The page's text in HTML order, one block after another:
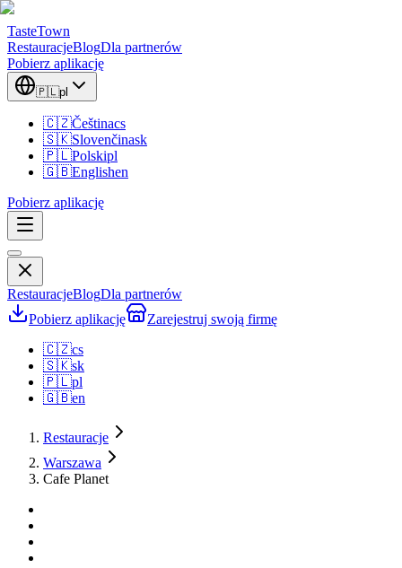
TasteTown
RestauracjeBlogDla partnerów
Pobierz aplikację
🇵🇱pl
🇨🇿Češtinacs
🇸🇰Slovenčinask
🇵🇱Polskipl
🇬🇧Englishen
Pobierz aplikację
RestauracjeBlogDla partnerów
Pobierz aplikację
Zarejestruj swoją firmę
🇨🇿cs
🇸🇰sk
🇵🇱pl
🇬🇧en
Restauracje
Warszawa
Cafe Planet